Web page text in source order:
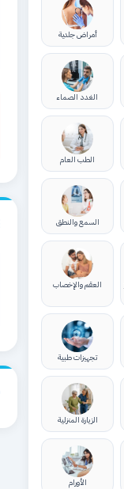
أمراض جلدية
الغدد الصماء
الطب العام
السمع والنطق
العقم والإخصاب
تجهيزات طبية
الزيارة المنزلية
الأورام